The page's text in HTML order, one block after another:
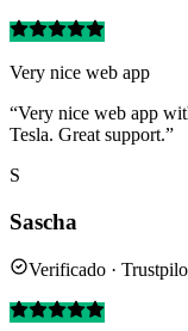
Very nice web app
“Very nice web app
Tesla. Great support.”
S
Sascha
Verificado ·